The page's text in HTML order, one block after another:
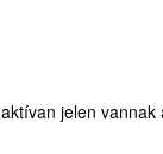
aktívan jelen